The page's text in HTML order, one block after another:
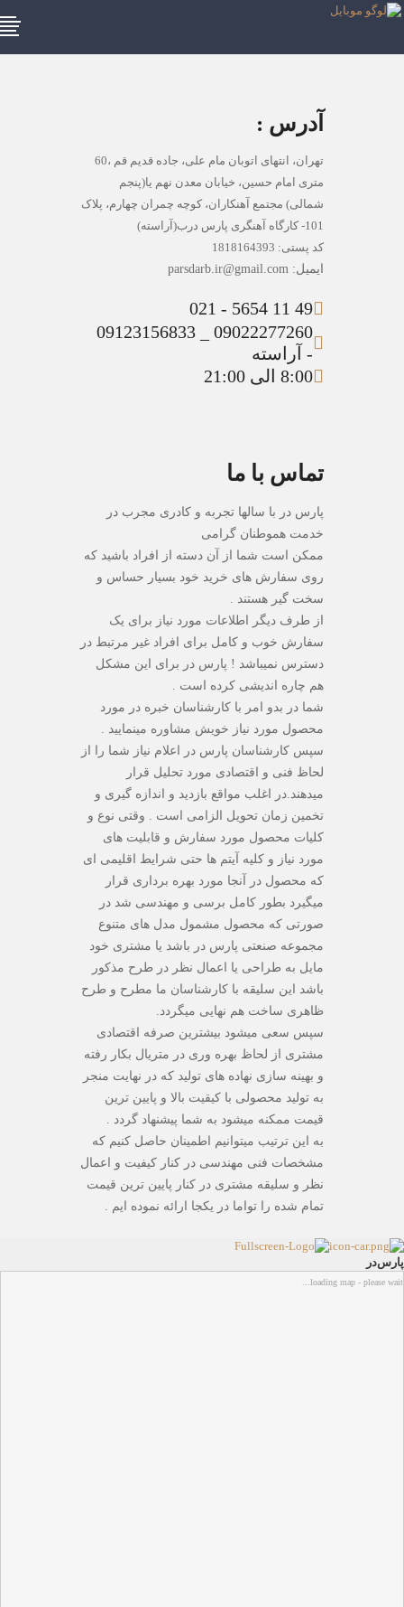
آدرس :
تهران، انتهای اتوبان مام علی، جاده قدیم قم ،60
متری امام حسین، خیابان معدن نهم یا(پنجم
شمالی) مجتمع آهنکاران، کوچه چمران چهارم، پلاک
101- کارگاه آهنگری پارس درب(آراسته)
کد پستی: 1818164393
ایمیل: parsdarb.ir@gmail.com
49 11 5654 - 021
09022277260 _ 09123156833
- آراسته
8:00 الی 21:00
تماس با ما
پارس در با سالها تجربه و کادری مجرب در
خدمت هموطنان گرامی
ممکن است شما از آن دسته از افراد باشید که
روی سفارش های خرید خود بسیار حساس و
سخت گیر هستند .
از طرف دیگر اطلاعات مورد نیاز برای یک
سفارش خوب و کامل برای افراد غیر مرتبط در
دسترس نمیباشد ! پارس در برای این مشکل
هم چاره اندیشی کرده است .
شما در بدو امر با کارشناسان خبره در مورد
محصول مورد نیاز خویش مشاوره مینمایید .
سپس کارشناسان پارس در اعلام نیاز شما را از
لحاظ فنی و اقتصادی مورد تحلیل قرار
میدهند.در اغلب مواقع بازدید و اندازه گیری و
تخمین زمان تحویل الزامی است . وقتی نوع و
کلیات محصول مورد سفارش و قابلیت های
مورد نیاز و کلیه آیتم ها حتی شرایط اقلیمی ای
که محصول در آنجا مورد بهره برداری قرار
میگیرد بطور کامل برسی و مهندسی شد در
صورتی که محصول مشمول مدل های متنوع
مجموعه صنعتی پارس در باشد یا مشتری خود
مایل به طراحی یا اعمال نظر در طرح مذکور
باشد این سلیقه با کارشناسان ما مطرح و طرح
ظاهری ساخت هم نهایی میگردد.
سپس سعی میشود بیشترین صرفه اقتصادی
مشتری از لحاظ بهره وری در متریال بکار رفته
و بهینه سازی نهاده های تولید که در نهایت منجر
به تولید محصولی با کیقیت بالا و پایین ترین
قیمت ممکنه میشود به شما پیشنهاد گردد .
به این ترتیب میتوانیم اطمینان حاصل کنیم که
مشخصات فنی مهندسی در کنار کیفیت و اعمال
نظر و سلیقه مشتری در کنار پایین ترین قیمت
تمام شده را تواما در یکجا ارائه نموده ایم .
پارس‌در
loading map - please wait...